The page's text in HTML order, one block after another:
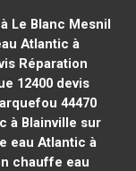
Le Blanc Mesnil
Atlantic à
Réparation
12400devis
44470
à Blainville sur
eau Atlantic à
chauffe eau